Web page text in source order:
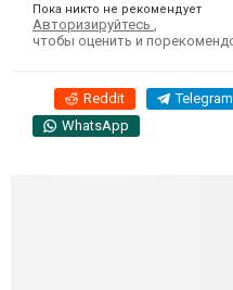
Пока никто не рекомендует
Авторизируйтесь
чтобы оценить и
Reddit Telegram
WhatsApp